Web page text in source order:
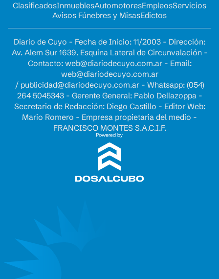
ClasificadosInmueblesAutomotoresEmpleosServicios
Avisos Fúnebres y MisasEdictos
Diario de Cuyo - Fecha de Inicio: 11/2003 - Dirección:
Av. Alem Sur 1639. Esquina Lateral de Circunvalación -
Contacto: web@diariodecuyo.com.ar- Email:
web@diariodecuyo.com.ar
/ publicidad@diariodecuyo.com.ar- Whatsapp: (054)
264 5045343 - Gerente General: Pablo Dellazoppa -
Secretario de Redacción: Diego Castillo - Editor Web:
Mario Romero - Empresa propietaria del medio -
FRANCISCO MONTES S.A.C.I.F.